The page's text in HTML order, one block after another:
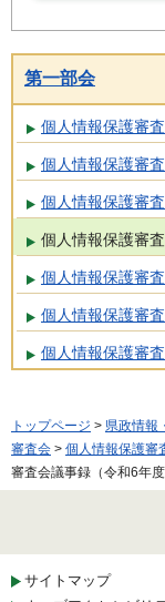
第一部会
個人情報保護審
個人情報保護審
個人情報保護審
個人情報保護審
個人情報保護審
個人情報保護審
個人情報保護審
トップページ > 県政情報
審査会 > 個人情報保護審
審査会議事録（令和6年
サイトマップ